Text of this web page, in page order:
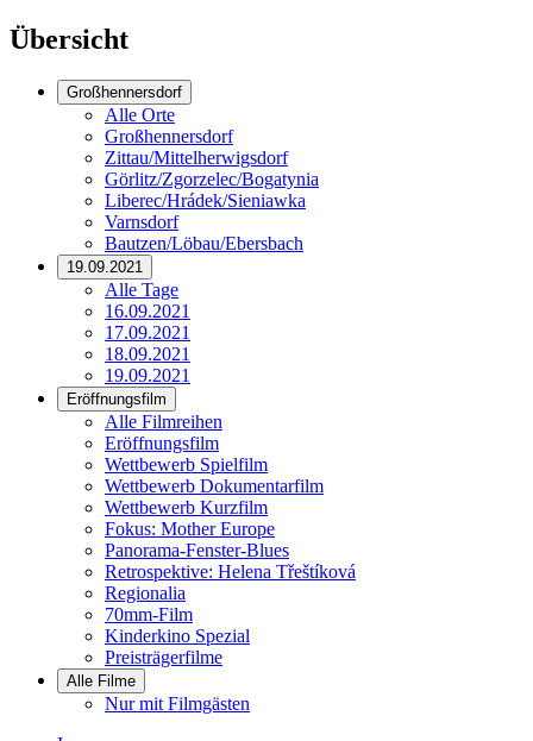
Übersicht
Großhennersdorf
Alle Orte
Großhennersdorf
Zittau/Mittelherwigsdorf
Görlitz/Zgorzelec/Bogatynia
Liberec/Hrádek/Sieniawka
Varnsdorf
Bautzen/Löbau/Ebersbach
19.09.2021
Alle Tage
16.09.2021
17.09.2021
18.09.2021
19.09.2021
Eröffnungsfilm
Alle Filmreihen
Eröffnungsfilm
Wettbewerb Spielfilm
Wettbewerb Dokumentarfilm
Wettbewerb Kurzfilm
Fokus: Mother Europe
Panorama-Fenster-Blues
Retrospektive: Helena Třeštíková
Regionalia
70mm-Film
Kinderkino Spezial
Preisträgerfilme
Alle Filme
Nur mit Filmgästen